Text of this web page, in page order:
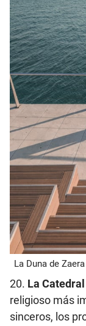
La Duna de
20. La
religioso más
sinceros, los